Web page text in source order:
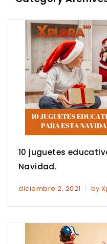
10 juguetes
Navidad.
diciembre 2, 2021 by